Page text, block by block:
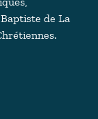
de La